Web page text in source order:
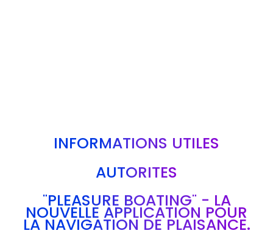
INFORMATIONS UTILES
AUTORITÉS
"PLEASURE BOATING" - LA
NOUVELLE APPLICATION POUR
LA NAVIGATION DE PLAISANCE.